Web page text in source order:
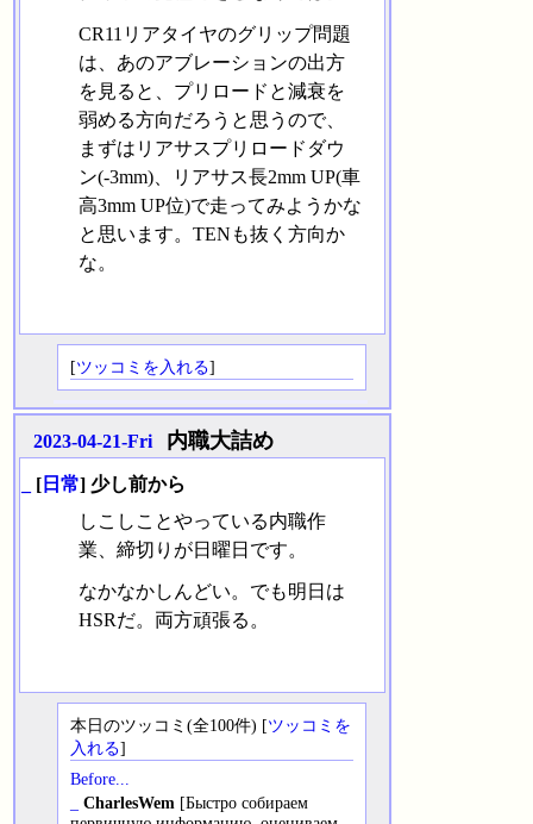
CR11リアタイヤのグリップ問題
は、あのアブレーションの出方
を見ると、プリロードと減衰を
弱める方向だろうと思うので、
まずはリアサスプリロードダウ
ン(-3mm)、リアサス長2mm UP(車
高3mm UP位)で走ってみようかな
と思います。TENも抜く方向か
な。
[ツッコミを入れる]
2023-04-21-Fri 内職大詰め
[ 日常] 少し前から
しこしことやっている内職作
業、締切りが日曜日です。
なかなかしんどい。でも明日は
HSRだ。両方頑張る。
本日のツッコミ(全100件) [ツッコミを
入れる]
Before...
CharlesWem [Быстро собираем